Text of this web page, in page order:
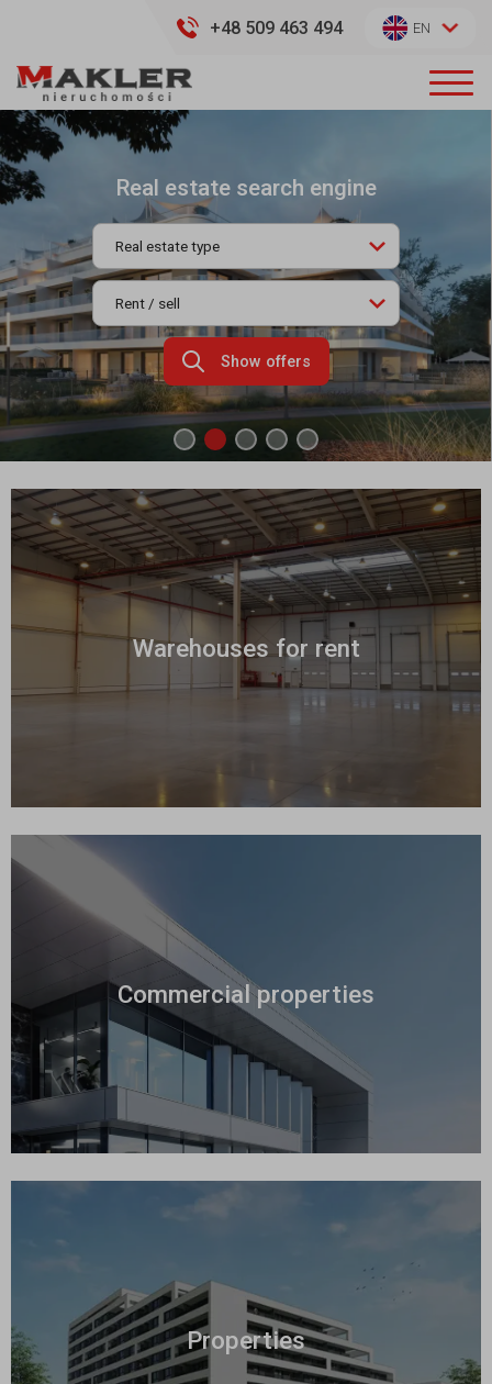
+48 509 463 494 EN
Real estate search engine
Show offers
Warehouses for rent
Commercial properties
Properties